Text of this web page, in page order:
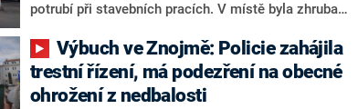
potrubí při stavebních pracích. V místě byla zhruba
plynu podařilo zastavit, dodávky odběratelům během
události zastaveny nebyly, řekl mluvčí Pražské
plynárenské Distribuce Jan Srb. Mluvčí pražských
hasičů Vojtěch Rotschedl uvedl, že nakonec nebyla
trestní řízení, má podezření na obecné
ohrožení z nedbalosti